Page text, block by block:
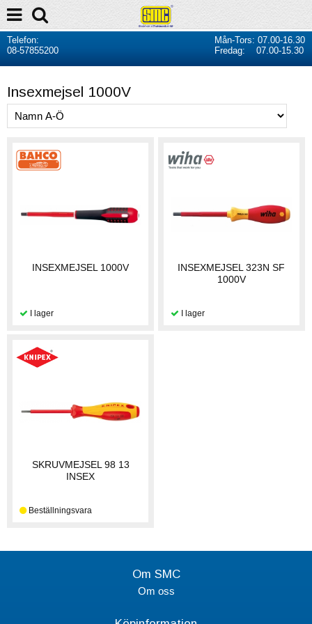
Telefon:
08-57855200
Mån-Tors: 07.00-16.30
Fredag: 07.00-15.30
Insexmejsel 1000V
INSEXMEJSEL 1000V
INSEXMEJSEL 323N SF
1000V
SKRUVMEJSEL 98 13
INSEX
Om SMC
Om oss